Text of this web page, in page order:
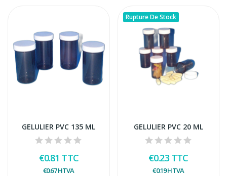
GELULIER PVC 135 ML
€0.81 TTC
€0.67HTVA
Rupture De Stock
GELULIER PVC 20 ML
€0.23 TTC
€0.19HTVA